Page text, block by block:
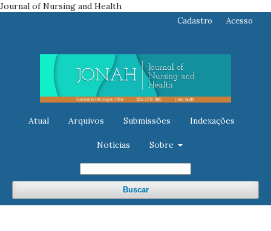
Journal of Nursing and Health
Atual Arquivos Submissões Indexações
Notícias Sobre
Buscar
Cadastro Acesso